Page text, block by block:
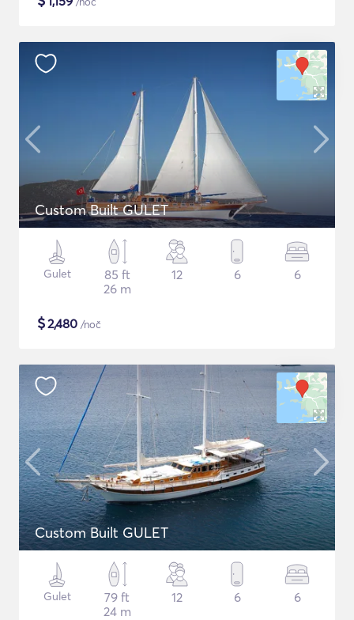
Custom Built GULET
Gulet
85 ft
26 m
12 6 6
$2,480 /noč
Custom Built GULET
Gulet
79 ft
24 m
12 6 6